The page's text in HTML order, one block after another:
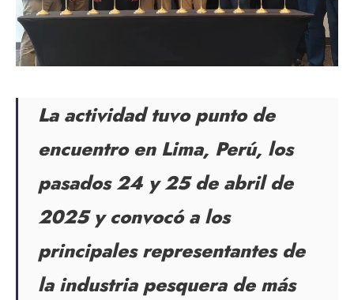
La actividad tuvo punto de
encuentro en Lima, Perú, los
pasados 24 y 25 de abril de
2025 y convocó a los
principales representantes de
la industria pesquera de más